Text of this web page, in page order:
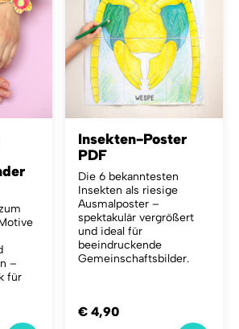
–
für
Insekten-Poster
PDF
Die 6 bekanntesten
Insekten als riesige
Ausmalposter –
spektakulär vergrößert
und ideal für
beeindruckende
Gemeinschaftsbilder.
€ 4,90